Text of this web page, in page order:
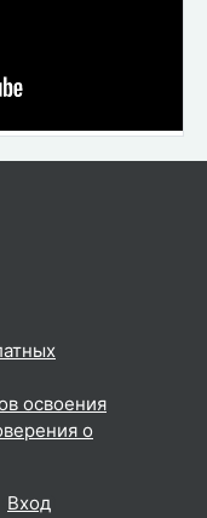
освоения
о
Вход